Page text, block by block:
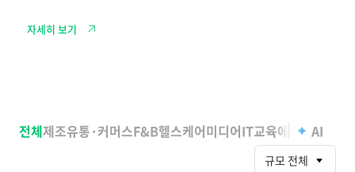
협자세히 보기
전체제조유통·커머스F&B헬스케어미디어IT교육에이전시
AI
규모 전체